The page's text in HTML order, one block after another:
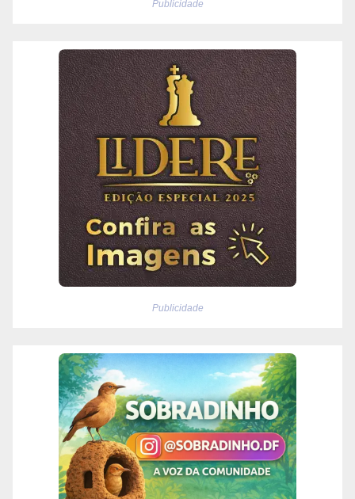
Publicidade
Publicidade